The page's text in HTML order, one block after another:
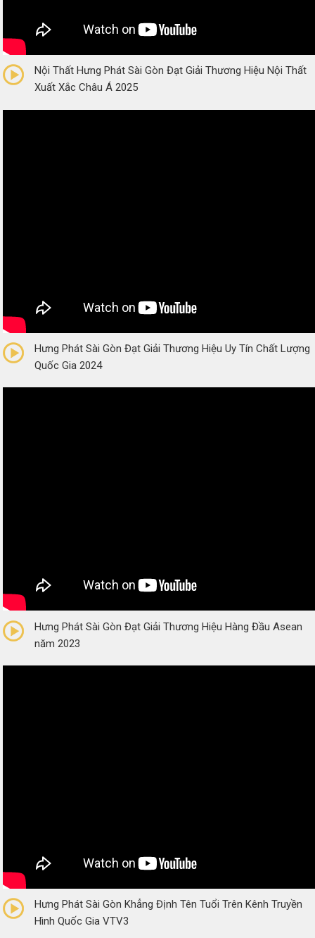
(0 Reviews)
Nội Thất Hưng Phát Sài Gòn Đạt Giải Thương Hiệu Nội Thất
Xuất Xắc Châu Á 2025
(0 Reviews)
Hưng Phát Sài Gòn Đạt Giải Thương Hiệu Uy Tín Chất Lượng
Quốc Gia 2024
(0 Reviews)
Hưng Phát Sài Gòn Đạt Giải Thương Hiệu Hàng Đầu Asean
năm 2023
(0 Reviews)
Hưng Phát Sài Gòn Khẳng Định Tên Tuổi Trên Kênh Truyền
Hình Quốc Gia VTV3